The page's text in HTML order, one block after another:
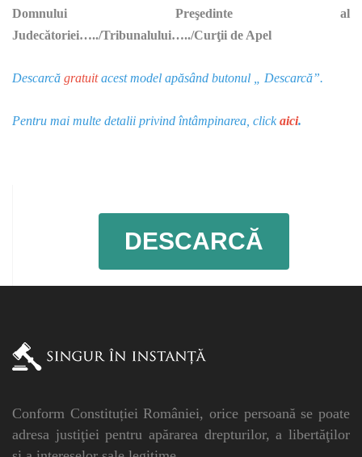
Domnului Preşedinte al
Judecătoriei…../Tribunalului…../Curţii de Apel
Descarcă gratuitacest model apăsând butonul „ Descarcă”.
Pentru mai multe detalii privind întâmpinarea, clickaici.
DESCARCĂ
Conform Constituției României, orice persoană se poate
adresa justiţiei pentru apărarea drepturilor, a libertăţilor